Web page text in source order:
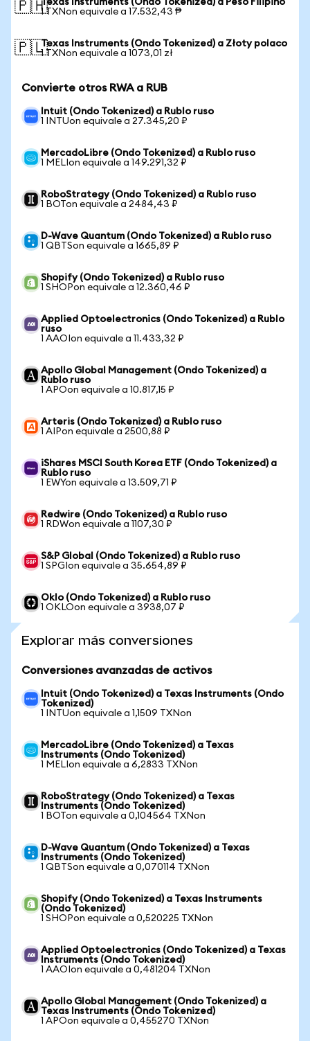
🇵🇭Texas Instruments (Ondo Tokenized) a Peso Filipino
1 TXNon equivale a 17.532,43 ₱
🇵🇱Texas Instruments (Ondo Tokenized) a Złoty polaco
1 TXNon equivale a 1073,01 zł
Convierte otros RWA a RUB
Intuit (Ondo Tokenized) a Rublo ruso
1 INTUon equivale a 27.345,20 ₽
MercadoLibre (Ondo Tokenized) a Rublo ruso
1 MELIon equivale a 149.291,32 ₽
RoboStrategy (Ondo Tokenized) a Rublo ruso
1 BOTon equivale a 2484,43 ₽
D-Wave Quantum (Ondo Tokenized) a Rublo ruso
1 QBTSon equivale a 1665,89 ₽
Shopify (Ondo Tokenized) a Rublo ruso
1 SHOPon equivale a 12.360,46 ₽
Applied Optoelectronics (Ondo Tokenized) a Rublo
ruso
1 AAOIon equivale a 11.433,32 ₽
Apollo Global Management (Ondo Tokenized) a
Rublo ruso
1 APOon equivale a 10.817,15 ₽
Arteris (Ondo Tokenized) a Rublo ruso
1 AIPon equivale a 2500,88 ₽
iShares MSCI South Korea ETF (Ondo Tokenized) a
Rublo ruso
1 EWYon equivale a 13.509,71 ₽
Redwire (Ondo Tokenized) a Rublo ruso
1 RDWon equivale a 1107,30 ₽
S&P Global (Ondo Tokenized) a Rublo ruso
1 SPGIon equivale a 35.654,89 ₽
Oklo (Ondo Tokenized) a Rublo ruso
1 OKLOon equivale a 3938,07 ₽
Explorar más conversiones
Conversiones avanzadas de activos
Intuit (Ondo Tokenized) a Texas Instruments (Ondo
Tokenized)
1 INTUon equivale a 1,1509 TXNon
MercadoLibre (Ondo Tokenized) a Texas
Instruments (Ondo Tokenized)
1 MELIon equivale a 6,2833 TXNon
RoboStrategy (Ondo Tokenized) a Texas
Instruments (Ondo Tokenized)
1 BOTon equivale a 0,104564 TXNon
D-Wave Quantum (Ondo Tokenized) a Texas
Instruments (Ondo Tokenized)
1 QBTSon equivale a 0,070114 TXNon
Shopify (Ondo Tokenized) a Texas Instruments
(Ondo Tokenized)
1 SHOPon equivale a 0,520225 TXNon
Applied Optoelectronics (Ondo Tokenized) a Texas
Instruments (Ondo Tokenized)
1 AAOIon equivale a 0,481204 TXNon
Apollo Global Management (Ondo Tokenized) a
Texas Instruments (Ondo Tokenized)
1 APOon equivale a 0,455270 TXNon